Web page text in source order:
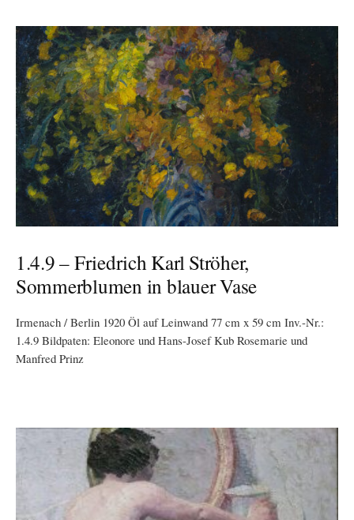
1.4.9 – Friedrich Karl Ströher,
Sommerblumen in blauer Vase
Irmenach / Berlin 1920 Öl auf Leinwand 77 cm x 59 cm Inv.-Nr.:
1.4.9 Bildpaten: Eleonore und Hans-Josef Kub Rosemarie und
Manfred Prinz